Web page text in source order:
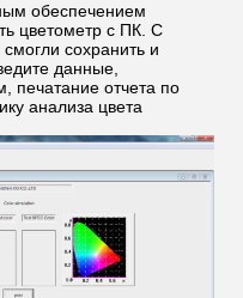
обеспечением
цветометр с ПК. С
сохранить и
данные,
печатание отчета по
анализа цвета